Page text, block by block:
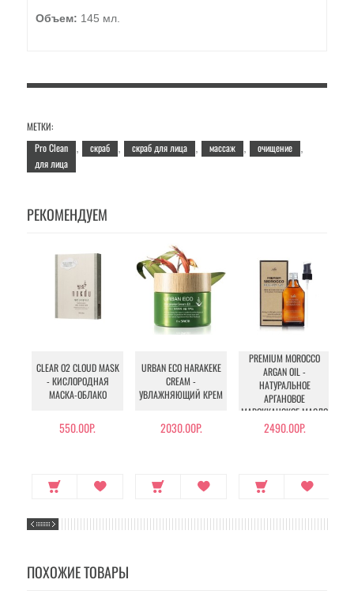
Объем: 145 мл.
МЕТКИ:
Pro Clean
скраб скраб для лица массаж очищение
для лица
РЕКОМЕНДУЕМ
CLEAR O2 CLOUD MASK
- КИСЛОРОДНАЯ
МАСКА-ОБЛАКО
550.00Р.
URBAN ECO HARAKEKE
CREAM -
УВЛАЖНЯЮЩИЙ КРЕМ
2030.00Р.
PREMIUM MOROCCO
ARGAN OIL -
НАТУРАЛЬНОЕ
АРГАНОВОЕ
МАРОККАНСКОЕ МАСЛО
ДЛЯ ВОЛОС
2490.00Р.
ПОХОЖИЕ ТОВАРЫ